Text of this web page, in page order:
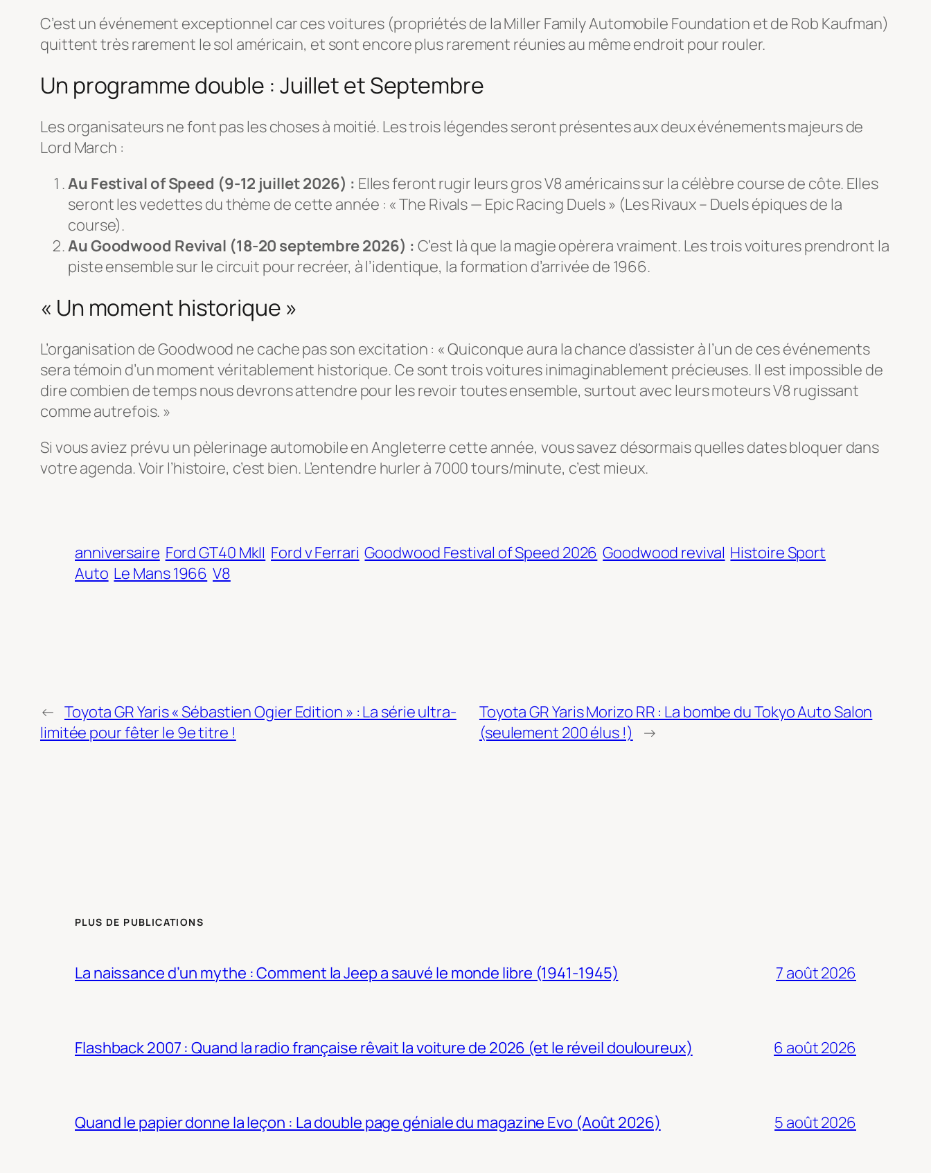
C’est un événement exceptionnel car ces voitures (propriétés de laMiller Family Automobile Foundation et de Rob Kaufman)
quittent très rarement le sol américain, et sont encore plus rarement réunies au même endroit pour rouler.
Un programme double : Juillet et Septembre
Les organisateurs ne font pas les choses à moitié. Les trois légendes seront présentes aux deux événements majeurs de
Lord March :
Au Festival of Speed (9-12 juillet 2026) : Elles feront rugir leurs gros V8 américains sur la célèbre course de côte. Elles
seront les vedettes du thème de cette année : « The Rivals — Epic Racing Duels » (Les Rivaux – Duels épiques de la
course).
Au Goodwood Revival (18-20 septembre 2026) : C’est là que la magie opèrera vraiment. Les trois voitures prendront la
piste ensemble sur le circuit pour recréer, à l’identique, la formation d’arrivée de 1966.
« Un moment historique »
L’organisation de Goodwood ne cache pas son excitation : « Quiconque aura la chance d’assister à l’un de ces événements
sera témoin d’un moment véritablement historique. Ce sont trois voitures inimaginablement précieuses. Il est impossible de
dire combien de temps nous devrons attendre pour les revoir toutes ensemble, surtout avec leurs moteurs V8 rugissant
comme autrefois. »
Si vous aviez prévu un pèlerinage automobile en Angleterre cette année, vous savez désormais quelles dates bloquer dans
votre agenda. Voir l’histoire, c’est bien. L’entendre hurler à 7000 tours/minute, c’est mieux.
anniversaire Ford GT40 MkII Ford v Ferrari Goodwood Festival of Speed 2026 Goodwood revival Histoire Sport
Auto Le Mans 1966 V8
← Toyota GR Yaris « Sébastien Ogier Edition » : La série ultra-
limitée pour fêter le 9e titre !
Toyota GR Yaris Morizo RR : La bombe du Tokyo Auto Salon
(seulement 200 élus !)
→
PLUS DE PUBLICATIONS
La naissance d’un mythe : Comment la Jeep a sauvé le monde libre (1941-1945) 7 août 2026
Flashback 2007 : Quand la radio française rêvait la voiture de 2026 (et le réveil douloureux) 6 août 2026
Quand le papier donne la leçon : La double page géniale du magazine Evo (Août 2026) 5 août 2026